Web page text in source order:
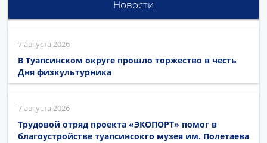
Новости
7 августа 2026
В Туапсинском округе прошло торжество в честь
Дня физкультурника
7 августа 2026
Трудовой отряд проекта «ЭКОПОРТ» помог в
благоустройстве туапсинсокго музея им. Полетаева